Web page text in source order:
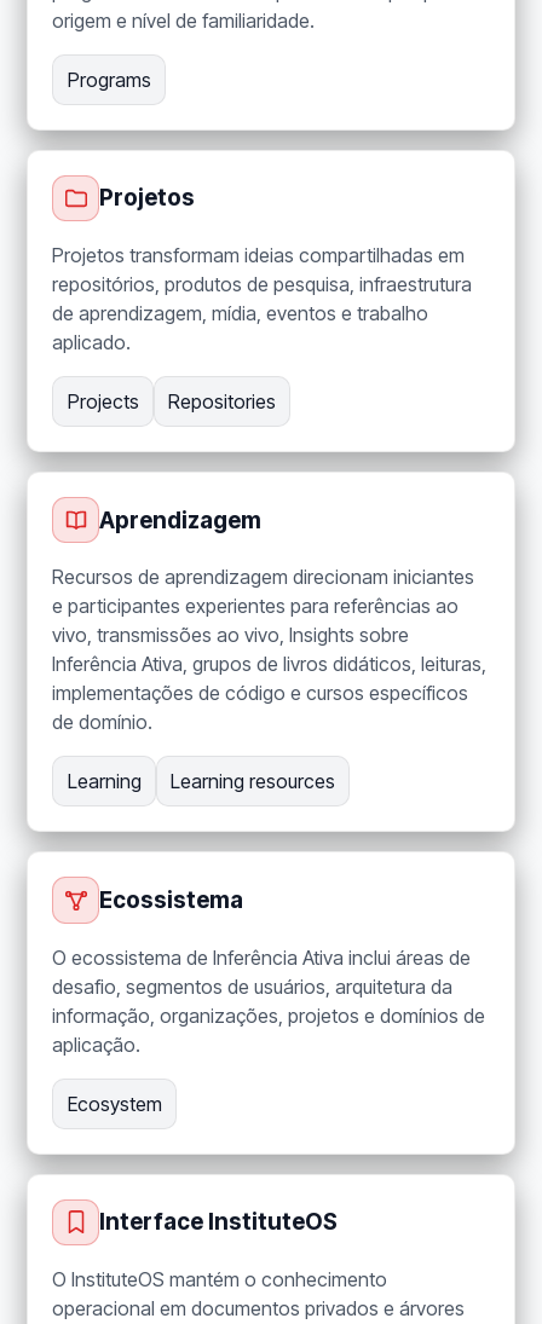
origem e nível de familiaridade.
Programs
Projetos
Projetos transformam ideias compartilhadas em
repositórios, produtos de pesquisa, infraestrutura
de aprendizagem, mídia, eventos e trabalho
aplicado.
Projects Repositories
Aprendizagem
Recursos de aprendizagem direcionam iniciantes
e participantes experientes para referências ao
vivo, transmissões ao vivo, Insights sobre
Inferência Ativa, grupos de livros didáticos, leituras,
implementações de código e cursos específicos
de domínio.
Learning Learning resources
Ecossistema
O ecossistema de Inferência Ativa inclui áreas de
desafio, segmentos de usuários, arquitetura da
informação, organizações, projetos e domínios de
aplicação.
Ecosystem
Interface InstituteOS
O InstituteOS mantém o conhecimento
operacional em documentos privados e árvores